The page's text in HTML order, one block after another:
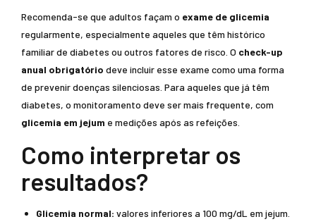
Recomenda-se que adultos façam o exame de glicemia
regularmente, especialmente aqueles que têm histórico
familiar de diabetes ou outros fatores de risco. O check-up
anual obrigatório deve incluir esse exame como uma forma
de prevenir doenças silenciosas. Para aqueles que já têm
diabetes, o monitoramento deve ser mais frequente, com
glicemia em jejum e medições após as refeições.
Como interpretar os
resultados?
Glicemia normal: valores inferiores a 100 mg/dL em jejum.